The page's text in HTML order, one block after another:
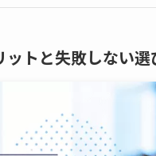
トと失敗しない